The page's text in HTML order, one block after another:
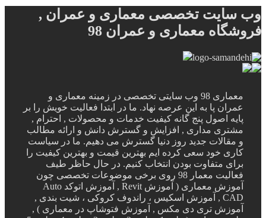
وب سایت تخصصی معماری و عمران ,
فروشگاه معماری و عمران 98
معماری 98 وب سایتی تخصصی در زمینه معماری و
عمران پا به این عرصه نهاد. ما در ابتدا فعالیت خویش را بر
پایه اصول پنج گانه کیفیت خدمات و محصولات , احترام ,
مشتری مداری , افزایش و گسترش دانش و ارائه مطالب
و مقالات جدید روز دنیا گسترش می دهیم. ما در سیاست
کاری خود سعی کرده ایم بهترین قیمت و بهترین کیفیت را
برای متفاوت بودن انتخاب کنیم. در حال حاظر طیف
فعالیت معمار 98 روی برخی موضوعات تخصصی چون
آموزش معماری ( آموزش Revit , آموزش اتوکد Auto
CAD , آموزش اسکیس ، راندوف کروکی ، شیت بندی ,
آموزش تری دی مکس , آموزش فتوشاپ در معماری ) ,